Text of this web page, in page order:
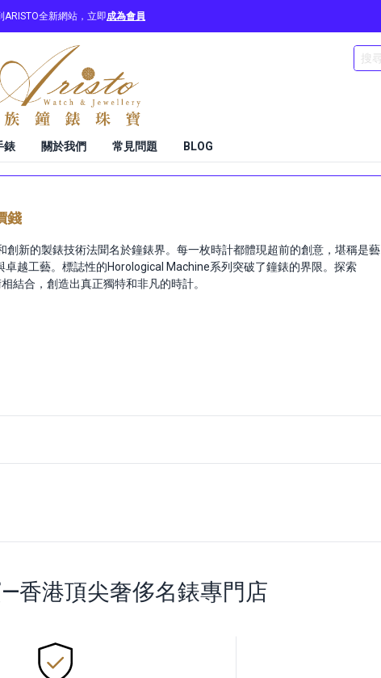
ARISTO全新網站，立即成為會員
錶 關於我們 常見問題 BLOG
錢
創新的製錶技術法聞名於鐘錶界。每一枚時計都體現超前的創意，堪稱是藝
越工藝。標誌性的Horological Machine系列突破了鐘錶的界限。探索
結合，創造出真正獨特和非凡的時計。
香港頂尖奢侈名錶專門店